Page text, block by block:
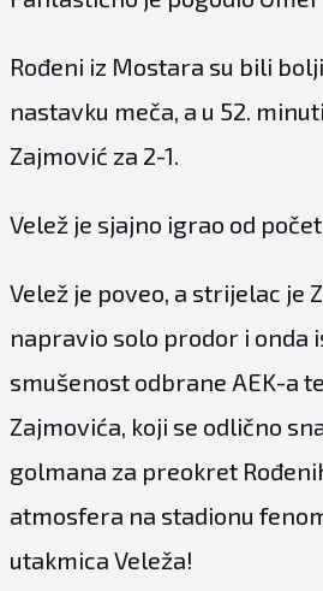
Rođeni iz Mostara su bili
nastavku meča, a u 52.
Zajmović za 2-1.
Velež je sjajno igrao od
Velež je poveo, a strijelac je
napravio solo prodor i onda
smušenost odbrane AEK-a
Zajmovića, koji se odlično
golmana za preokret
atmosfera na stadionu
utakmica Veleža!